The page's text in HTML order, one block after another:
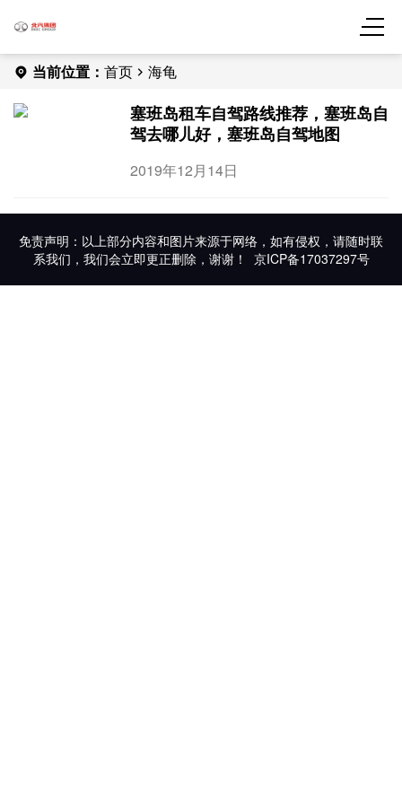
当前位置： 首页 海龟
塞班岛租车自驾路线推荐，塞班岛自
驾去哪儿好，塞班岛自驾地图
2019年12月14日
免责声明：以上部分内容和图片来源于网络，如有侵权，请随时联
系我们，我们会立即更正删除，谢谢！ 京ICP备17037297号